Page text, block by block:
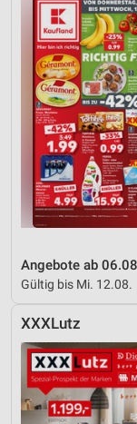
Angebote ab
Gültig bis Mi. 12.08.
XXXLutz